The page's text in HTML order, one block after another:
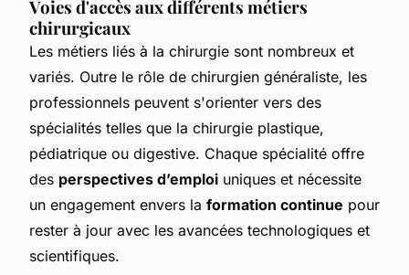
Voies d'accès aux différents métiers
chirurgicaux
Les métiers liés à la chirurgie sont nombreux et
variés. Outre le rôle de chirurgien généraliste, les
professionnels peuvent s'orienter vers des
spécialités telles que la chirurgie plastique,
pédiatrique ou digestive. Chaque spécialité offre
des perspectives d’emploi uniques et nécessite
un engagement envers la formation continue pour
rester à jour avec les avancées technologiques et
scientifiques.